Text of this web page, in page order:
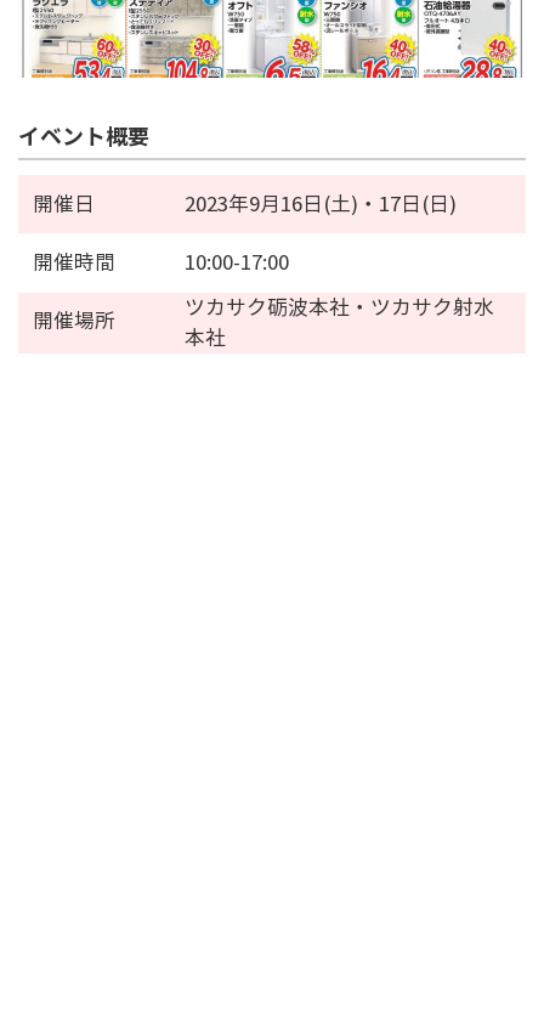
イベント概要
開催日 2023年9月16日(土)・17日(日)
開催時間 10:00-17:00
開催場所
ツカサク砺波本社・ツカサク射水
本社